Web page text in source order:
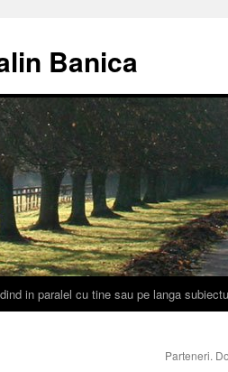
Banica
in paralel cu tine sau pe langa
Parteneri.